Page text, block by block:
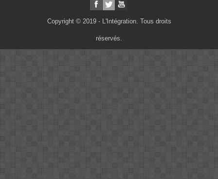
Copyright © 2019 - L'Intégration. Tous droits
réservés.